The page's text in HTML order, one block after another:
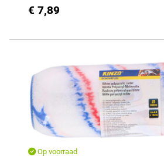
€ 7,89
Op voorraad